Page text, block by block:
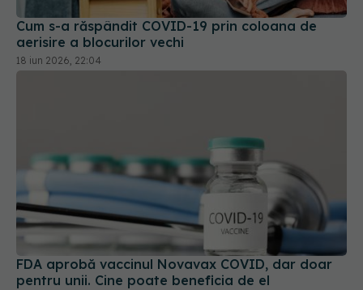
Cum s-a răspândit COVID-19 prin coloana de
aerisire a blocurilor vechi
18 iun 2026, 22:04
FDA aprobă vaccinul Novavax COVID, dar doar
pentru unii. Cine poate beneficia de el